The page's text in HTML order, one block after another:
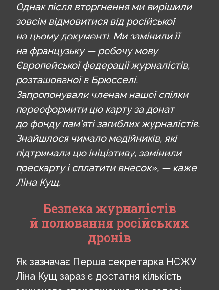
Однак після вторгнення ми вирішили
зовсім відмовитися від російської
на цьому документі. Ми замінили її
на французьку — робочу мову
Європейської федерації журналістів,
розташованої в Брюсселі.
Запропонували членам нашої спілки
переоформити цю карту за донат
до фонду пам’яті загиблих журналістів.
Знайшлося чимало медійників, які
підтримали цю ініціативу, замінили
прескарту і сплатити внесок», — каже
Ліна Кущ.
Безпека журналістів
й полювання російських
дронів
Як зазначає Перша секретарка НСЖУ
Ліна Кущ зараз є достатня кількість